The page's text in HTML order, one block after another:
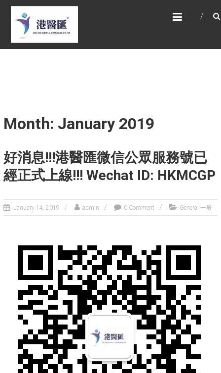
Skip
content
HONG KONG MEDICAL
CONSORTIUM LIMITED 港
醫匯
HEALTH CARE 醫健服務, GENERAL PRACTICE
Month: January 2019
好消息!!!港醫匯微信公眾服務號已
經正式上線!!! Wechat ID: HKMCGP
January 14, 2019 admin 0 Comment General 一般